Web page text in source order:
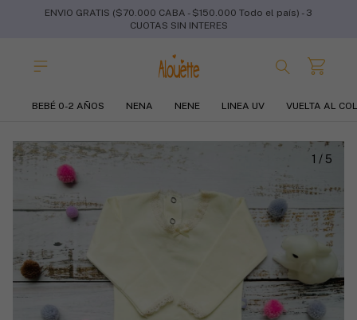
ENVIO GRATIS ($70.000 CABA - $150.000 Todo el país) - 3
CUOTAS SIN INTERES
BEBÉ 0-2 AÑOS NENA NENE LINEA UV VUELTA AL
1 / 5